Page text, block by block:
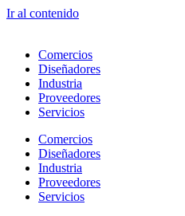
Ir al contenido
Comercios
Diseñadores
Industria
Proveedores
Servicios
Comercios
Diseñadores
Industria
Proveedores
Servicios